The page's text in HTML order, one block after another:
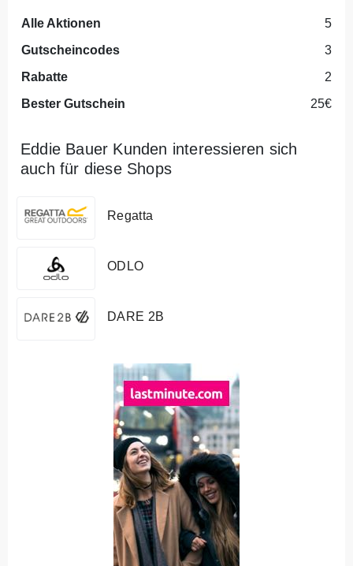
Alle Aktionen
5
Gutscheincodes
3
Rabatte
2
Bester Gutschein
25€
Eddie Bauer Kunden interessieren sich
auch für diese Shops
Regatta
ODLO
DARE 2B